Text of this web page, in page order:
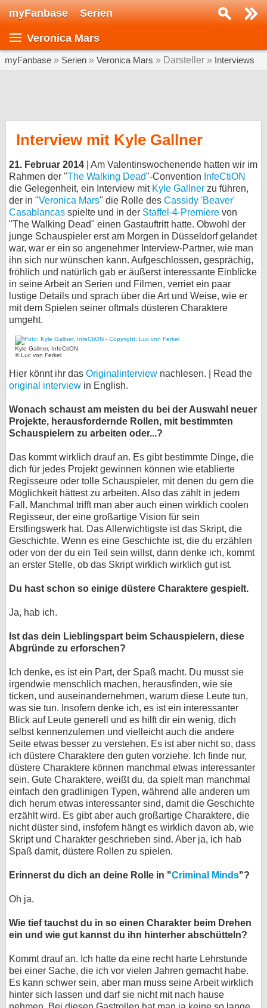
myFanbase Serien
Veronica Mars
myFanbase » Serien » Veronica Mars » Darsteller » Interviews
Interview mit Kyle Gallner
21. Februar 2014 | Am Valentinswochenende hatten wir im
Rahmen der "The Walking Dead"-Convention InfeCtiON
die Gelegenheit, ein Interview mit Kyle Gallner zu führen,
der in "Veronica Mars" die Rolle des Cassidy 'Beaver'
Casablancas spielte und in der Staffel-4-Premiere von
"The Walking Dead" einen Gastauftritt hatte. Obwohl der
junge Schauspieler erst am Morgen in Düsseldorf gelandet
war, war er ein so angenehmer Interview-Partner, wie man
ihn sich nur wünschen kann. Aufgeschlossen, gesprächig,
fröhlich und natürlich gab er äußerst interessante Einblicke
in seine Arbeit an Serien und Filmen, verriet ein paar
lustige Details und sprach über die Art und Weise, wie er
mit dem Spielen seiner oftmals düsteren Charaktere
umgeht.
Kyle Gallner, InfeCtiON
© Luc von Ferkel
Hier könnt ihr das Originalinterview nachlesen. | Read the
original interview in English.
Wonach schaust am meisten du bei der Auswahl neuer
Projekte, herausfordernde Rollen, mit bestimmten
Schauspielern zu arbeiten oder...?
Das kommt wirklich drauf an. Es gibt bestimmte Dinge, die
dich für jedes Projekt gewinnen können wie etablierte
Regisseure oder tolle Schauspieler, mit denen du gern die
Möglichkeit hättest zu arbeiten. Also das zählt in jedem
Fall. Manchmal trifft man aber auch einen wirklich coolen
Regisseur, der eine großartige Vision für sein
Erstlingswerk hat. Das Allerwichtigste ist das Skript, die
Geschichte. Wenn es eine Geschichte ist, die du erzählen
oder von der du ein Teil sein willst, dann denke ich, kommt
an erster Stelle, ob das Skript wirklich wirklich gut ist.
Du hast schon so einige düstere Charaktere gespielt.
Ja, hab ich.
Ist das dein Lieblingspart beim Schauspielern, diese
Abgründe zu erforschen?
Ich denke, es ist ein Part, der Spaß macht. Du musst sie
irgendwie menschlich machen, herausfinden, wie sie
ticken, und auseinandernehmen, warum diese Leute tun,
was sie tun. Insofern denke ich, es ist ein interessanter
Blick auf Leute generell und es hilft dir ein wenig, dich
selbst kennenzulernen und vielleicht auch die andere
Seite etwas besser zu verstehen. Es ist aber nicht so, dass
ich düstere Charaktere den guten vorziehe. Ich finde nur,
düstere Charaktere können manchmal etwas interessanter
sein. Gute Charaktere, weißt du, da spielt man manchmal
einfach den gradlinigen Typen, während alle anderen um
dich herum etwas interessanter sind, damit die Geschichte
erzählt wird. Es gibt aber auch großartige Charaktere, die
nicht düster sind, insfofern hängt es wirklich davon ab, wie
Skript und Charakter geschrieben sind. Aber ja, ich hab
Spaß damit, düstere Rollen zu spielen.
Erinnerst du dich an deine Rolle in "Criminal Minds"?
Oh ja.
Wie tief tauchst du in so einen Charakter beim Drehen
ein und wie gut kannst du ihn hinterher abschütteln?
Kommt drauf an. Ich hatte da eine recht harte Lehrstunde
bei einer Sache, die ich vor vielen Jahren gemacht habe.
Es kann schwer sein, aber man muss seine Arbeit wirklich
hinter sich lassen und darf sie nicht mit nach hause
Serie suchen...
SERIEN
KULTUR
Specials
SERVICE
Gewinnspiele
Forum
bei X
bei Facebook
Nutzungsbedingungen
Cookie-Einstellungen
Impressum
Desktop-Ansicht
myFanbase